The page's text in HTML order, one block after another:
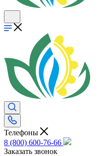
Телефоны
8 (800) 600-76-66
Заказать звонок